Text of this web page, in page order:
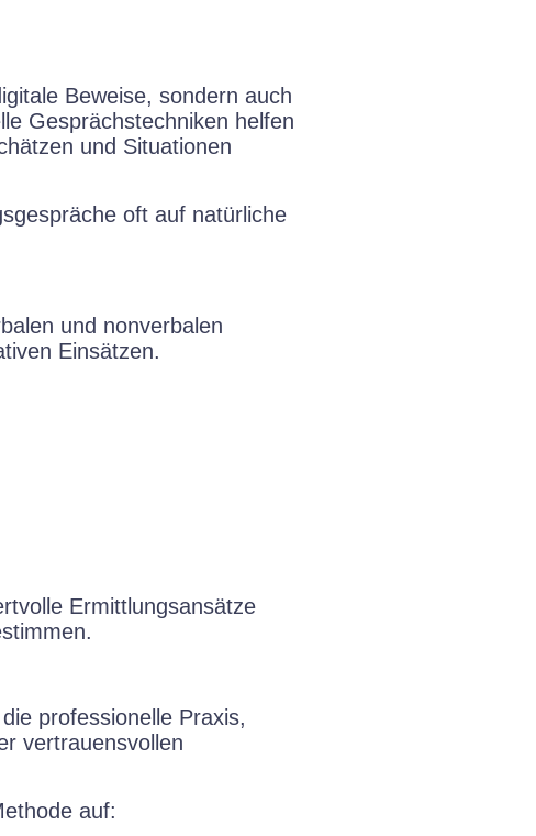
Beweise, sondern auch
Gesprächstechniken helfen
und Situationen
oft auf natürliche
und nonverbalen
Einsätzen.
Ermittlungsansätze
professionelle Praxis,
vertrauensvollen
auf: